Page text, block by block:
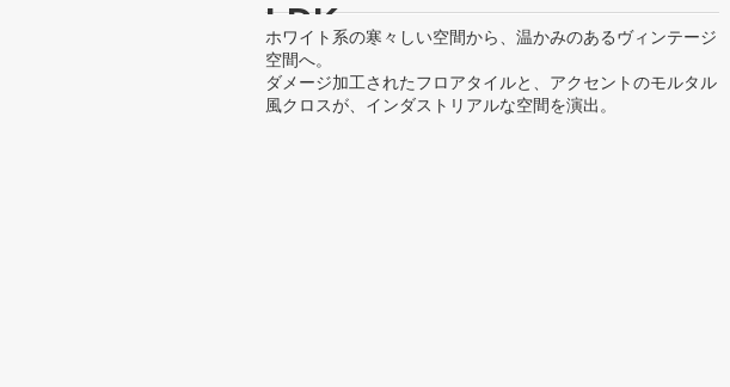
LDK
ホワイト系の寒々しい空間から、温かみのあるヴィンテージ
空間へ。
ダメージ加工されたフロアタイルと、アクセントのモルタル
風クロスが、インダストリアルな空間を演出。